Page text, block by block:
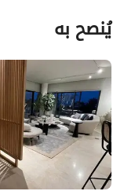
يُنصح به